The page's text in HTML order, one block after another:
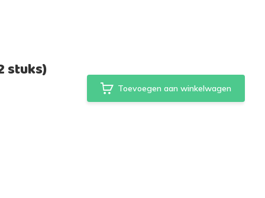
stuks)
Toevoegen aan winkelwagen